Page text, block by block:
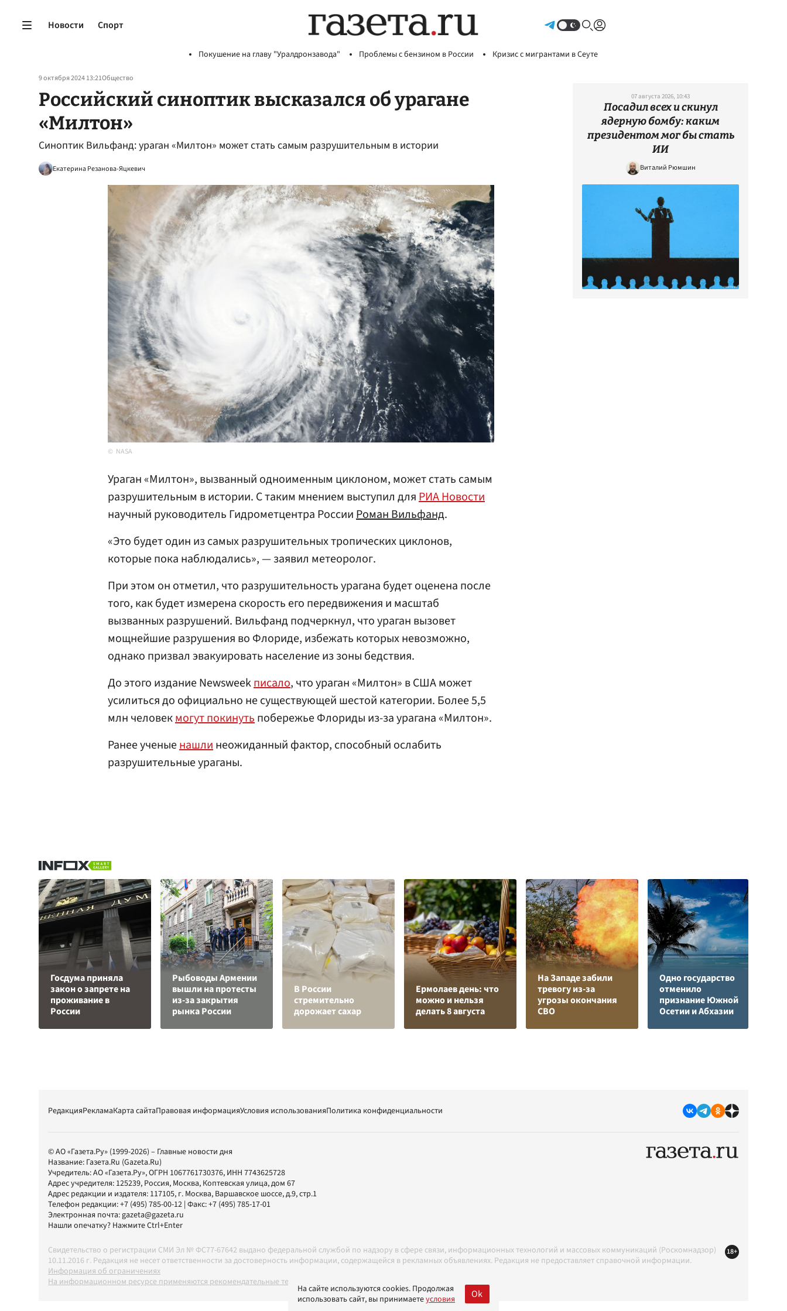
Новости Спорт
Покушение на главу "Уралдронзавода" Проблемы с бензином в России Кризис с мигрантами в Сеуте
9 октября 2024 13:21Общество
Российский синоптик высказался об урагане
«Милтон»
Синоптик Вильфанд: ураган «Милтон» может стать самым разрушительным в истории
Екатерина Резанова-Яцкевич
NASA
Ураган «Милтон», вызванный одноименным циклоном, может стать самым
разрушительным в истории. С таким мнением выступил дляРИА Новости
научный руководитель Гидрометцентра РоссииРоман Вильфанд.
«Это будет один из самых разрушительных тропических циклонов,
которые пока наблюдались», — заявил метеоролог.
При этом он отметил, что разрушительность урагана будет оценена после
того, как будет измерена скорость его передвижения и масштаб
вызванных разрушений. Вильфанд подчеркнул, что ураган вызовет
мощнейшие разрушения во Флориде, избежать которых невозможно,
однако призвал эвакуировать население из зоны бедствия.
До этого издание Newsweekписало, что ураган «Милтон» в США может
усилиться до официально не существующей шестой категории. Более 5,5
млн человекмогут покинутьпобережье Флориды из-за урагана «Милтон».
Ранее ученыенашлинеожиданный фактор, способный ослабить
разрушительные ураганы.
07 августа 2026, 10:43
Посадил всех и скинул
ядерную бомбу: каким
президентом мог бы стать
ИИ
Виталий Рюмшин
Госдума приняла
закон о запрете на
проживание в
России
Рыбоводы Армении
вышли на протесты
из-за закрытия
рынка России
В России
стремительно
дорожает сахар
Ермолаев день: что
можно и нельзя
делать 8 августа
На Западе забили
тревогу из-за
угрозы окончания
СВО
Одно государство
отменило
признание Южной
Осетии и Абхазии
РедакцияРекламаКарта сайтаПравовая информацияУсловия использованияПолитика конфиденциальности
© АО «Газета.Ру» (1999-2026) – Главные новости дня
Название: Газета.Ru (Gazeta.Ru)
Учредитель:АО «Газета.Ру», ОГРН 1067761730376, ИНН 7743625728
Адрес учредителя: 125239, Россия, Москва, Коптевская улица, дом 67
Адрес редакции и издателя: 117105, г. Москва, Варшавское шоссе, д.9, стр.1
Телефон редакции:+7 (495) 785-00-12 | Факс:+7 (495) 785-17-01
Электронная почта:gazeta@gazeta.ru
Нашли опечатку? Нажмите Ctrl+Enter
Свидетельство о регистрации СМИ Эл № ФС77-67642 выдано федеральной службой по надзору в сфере связи, информационных технологий и массовых коммуникаций (Роскомнадзор)
10.11.2016 г. Редакция не несет ответственности за достоверность информации, содержащейся в рекламных объявлениях. Редакция не предоставляет справочной информации.
Информация об ограничениях
На информационном ресурсе применяются рекомендательные технологии в соответствии с Правилами
18+
На сайте используются cookies. Продолжая
использовать сайт, вы принимаетеусловия Ok